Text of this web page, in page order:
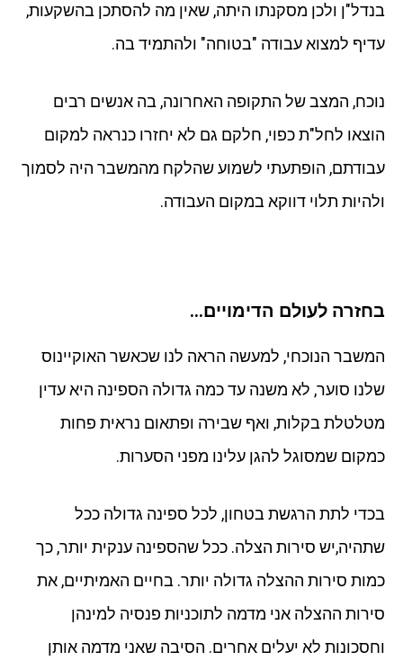
בנדל"ן ולכן מסקנתו היתה, שאין מה להסתכן בהשקעות,
עדיף למצוא עבודה "בטוחה" ולהתמיד בה.
נוכח, המצב של התקופה האחרונה, בה אנשים רבים
הוצאו לחל"ת כפוי, חלקם גם לא יחזרו כנראה למקום
עבודתם, הופתעתי לשמוע שהלקח מהמשבר היה לסמוך
ולהיות תלוי דווקא במקום העבודה.
בחזרה לעולם הדימויים…
המשבר הנוכחי, למעשה הראה לנו שכאשר האוקיינוס
שלנו סוער, לא משנה עד כמה גדולה הספינה היא עדין
מטלטלת בקלות, ואף שבירה ופתאום נראית פחות
כמקום שמסוגל להגן עלינו מפני הסערות.
בכדי לתת הרגשת בטחון, לכל ספינה גדולה ככל
שתהיה,יש סירות הצלה. ככל שהספינה ענקית יותר, כך
כמות סירות ההצלה גדולה יותר. בחיים האמיתיים, את
סירות ההצלה אני מדמה לתוכניות פנסיה למינהן
וחסכונות לא יעלים אחרים. הסיבה שאני מדמה אותן